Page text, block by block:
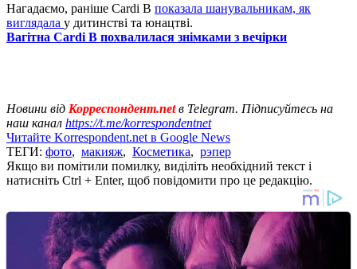
Нагадаємо, раніше Cardi B показала шанувальникам, як
виглядала у дитинстві та юнацтві.
Вагітна Cardi B похвалилася знімками з вечірки
Новини від Корреспондент.netв Telegram. Підписуйтесь на
наш канал https://t.me/korrespondentnet
Читайте Korrespondent.net в Google News
ТЕГИ: фото, макияж, Косметика, рэпер
Якщо ви помітили помилку, виділіть необхідний текст і
натисніть Ctrl + Enter, щоб повідомити про це редакцію.